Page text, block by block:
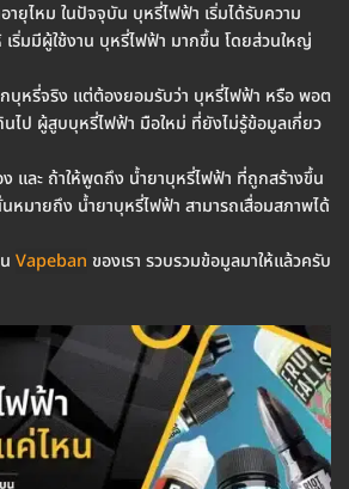
ยุไหม ในปัจจุบัน บุหรี่ไฟฟ้า เริ่มได้รับความ
ริ่มมีผู้ใช้งาน บุหรี่ไฟฟ้า มากขึ้น โดยส่วนใหญ่
กบุหรี่จริง แต่ต้องยอมรับว่า บุหรี่ไฟฟ้า หรือ พอต
นไป ผู้สูบบุหรี่ไฟฟ้า มือใหม่ ที่ยังไม่รู้ข้อมูลเกี่ยว
และ ถ้าให้พูดถึง น้ำยาบุหรี่ไฟฟ้า ที่ถูกสร้างขึ้น
หมายถึง น้ำยาบุหรี่ไฟฟ้า สามารถเสื่อมสภาพได้
Vapeban ของเรา รวบรวมข้อมูลมาให้แล้วครับ